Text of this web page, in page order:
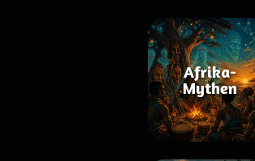
Afrika-
Mythen